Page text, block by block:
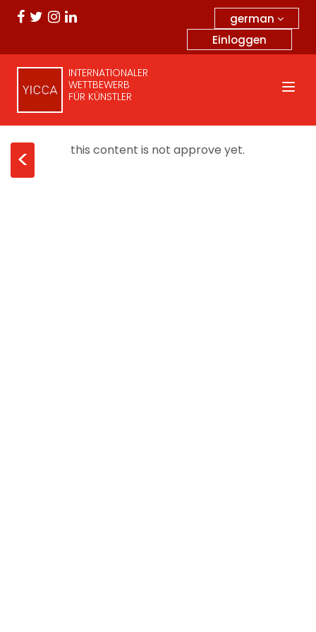
german
Einloggen
INTERNATIONALER
WETTBEWERB
FÜR KÜNSTLER
< this content is not approve yet.